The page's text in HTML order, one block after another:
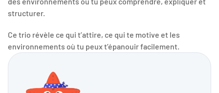
structurer.
Ce trio révèle ce qui t’attire, ce qui te motive et les
environnements où tu peux t’épanouir facilement.